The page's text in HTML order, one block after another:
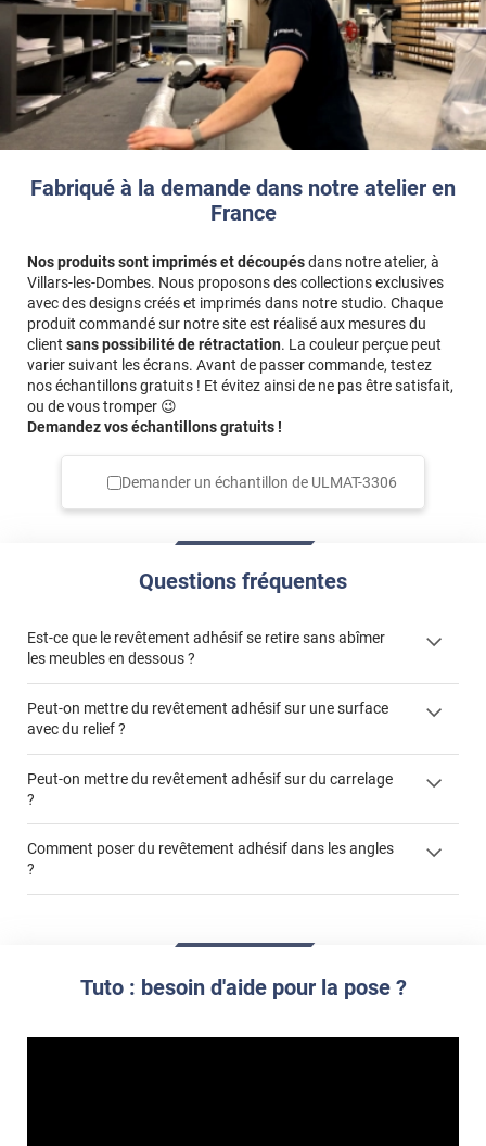
Fabriqué à la demande dans notre atelier en
France
Nos produits sont imprimés et découpésdans notre atelier, à
Villars-les-Dombes. Nous proposons des collections exclusives
avec des designs créés et imprimés dans notre studio. Chaque
produit commandé sur notre site est réalisé aux mesures du
client sans possibilité de rétractation. La couleur perçue peut
varier suivant les écrans. Avant de passer commande, testez
nos échantillons gratuits ! Et évitez ainsi de ne pas être satisfait,
ou de vous tromper 😉
Demandez vos échantillons gratuits !
Demander un échantillon de ULMAT-3306
Questions fréquentes
Est-ce que le revêtement adhésif se retire sans abîmer
les meubles en dessous ?
colle
Peut-on mettre du revêtement adhésif sur une surface
avec du relief ?
Peut-on mettre du revêtement adhésif sur du carrelage
?
Commander à la taille des carreaux et réappliquer un joint
propre par dessus
Comment poser du revêtement adhésif dans les angles
?
Tuto : besoin d'aide pour la pose ?